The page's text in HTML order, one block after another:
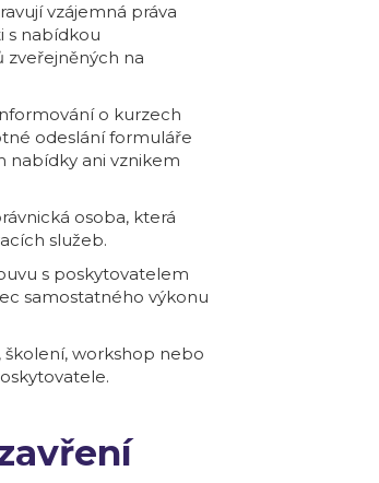
vzájemná práva
s nabídkou
zveřejněných na
o kurzech
odeslání formuláře
nabídky ani vznikem
osoba, která
služeb.
s poskytovatelem
samostatného výkonu
školení, workshop nebo